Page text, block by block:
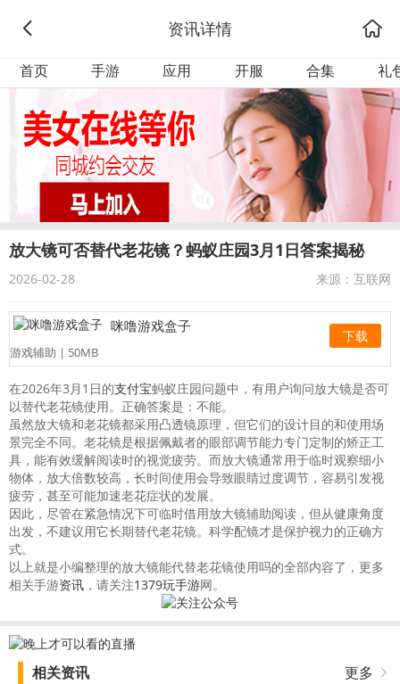
资讯详情
首页 手游 应用 开服 合集 礼
放大镜可否替代老花镜？蚂蚁庄园3月1日答案揭秘
2026-02-28 来源：互联网
下载
咪噜游戏盒子
游戏辅助 | 50MB
在2026年3月1日的支付宝蚂蚁庄园问题中，有用户询问放大镜是否可
以替代老花镜使用。正确答案是：不能。
虽然放大镜和老花镜都采用凸透镜原理，但它们的设计目的和使用场
景完全不同。老花镜是根据佩戴者的眼部调节能力专门定制的矫正工
具，能有效缓解阅读时的视觉疲劳。而放大镜通常用于临时观察细小
物体，放大倍数较高，长时间使用会导致眼睛过度调节，容易引发视
疲劳，甚至可能加速老花症状的发展。
因此，尽管在紧急情况下可临时借用放大镜辅助阅读，但从健康角度
出发，不建议用它长期替代老花镜。科学配镜才是保护视力的正确方
式。
以上就是小编整理的放大镜能代替老花镜使用吗的全部内容了，更多
相关手游资讯 ，请关注1379玩手游网。
相关资讯 更多